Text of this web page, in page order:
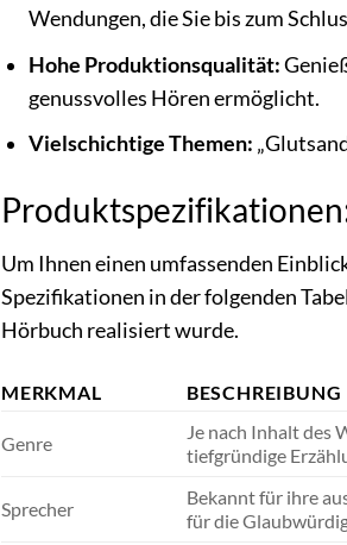
Wendungen, die Sie bis zum
Hohe Produktionsqualität:
genussvolles Hören ermöglicht.
Vielschichtige Themen:
Um Ihnen einen umfassenden
Spezifikationen in der folgenden
Hörbuch realisiert wurde.
MERKMAL BESCHREIBUNG
Genre
Je nach Inhalt des
tiefgründige
Sprecher
Bekannt für ihre
für die